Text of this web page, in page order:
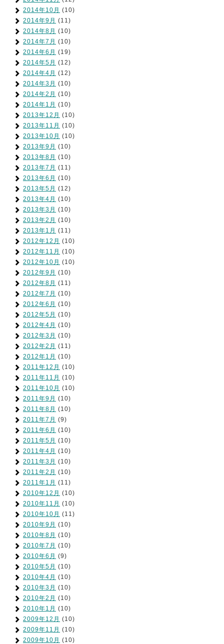
2014年10月 (10)
2014年9月 (11)
2014年8月 (10)
2014年7月 (10)
2014年6月 (19)
2014年5月 (12)
2014年4月 (12)
2014年3月 (10)
2014年2月 (10)
2014年1月 (10)
2013年12月 (10)
2013年11月 (10)
2013年10月 (10)
2013年9月 (10)
2013年8月 (10)
2013年7月 (11)
2013年6月 (10)
2013年5月 (12)
2013年4月 (10)
2013年3月 (10)
2013年2月 (10)
2013年1月 (11)
2012年12月 (10)
2012年11月 (10)
2012年10月 (10)
2012年9月 (10)
2012年8月 (11)
2012年7月 (10)
2012年6月 (10)
2012年5月 (10)
2012年4月 (10)
2012年3月 (10)
2012年2月 (11)
2012年1月 (10)
2011年12月 (10)
2011年11月 (10)
2011年10月 (10)
2011年9月 (10)
2011年8月 (10)
2011年7月 (9)
2011年6月 (10)
2011年5月 (10)
2011年4月 (10)
2011年3月 (10)
2011年2月 (10)
2011年1月 (11)
2010年12月 (10)
2010年11月 (10)
2010年10月 (11)
2010年9月 (10)
2010年8月 (10)
2010年7月 (10)
2010年6月 (9)
2010年5月 (10)
2010年4月 (10)
2010年3月 (10)
2010年2月 (10)
2010年1月 (10)
2009年12月 (10)
2009年11月 (10)
2009年10月 (10)